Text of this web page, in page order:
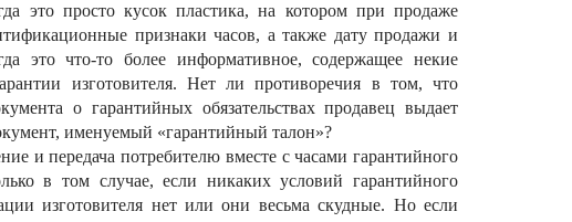
это просто кусок пластика, на котором при продаже
признаки часов, а также дату продажи и
это что-то более информативное, содержащее некие
изготовителя. Нет ли противоречия в том, что
о гарантийных обязательствах продавец выдает
именуемый «гарантийный талон»?
и передача потребителю вместе с часами гарантийного
в том случае, если никаких условий гарантийного
изготовителя нет или они весьма скудные. Но если